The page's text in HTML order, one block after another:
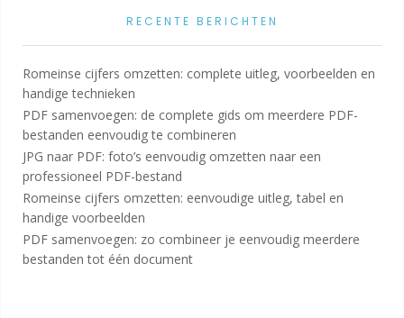
RECENTE BERICHTEN
Romeinse cijfers omzetten: complete uitleg, voorbeelden en
handige technieken
PDF samenvoegen: de complete gids om meerdere PDF-
bestanden eenvoudig te combineren
JPG naar PDF: foto’s eenvoudig omzetten naar een
professioneel PDF-bestand
Romeinse cijfers omzetten: eenvoudige uitleg, tabel en
handige voorbeelden
PDF samenvoegen: zo combineer je eenvoudig meerdere
bestanden tot één document